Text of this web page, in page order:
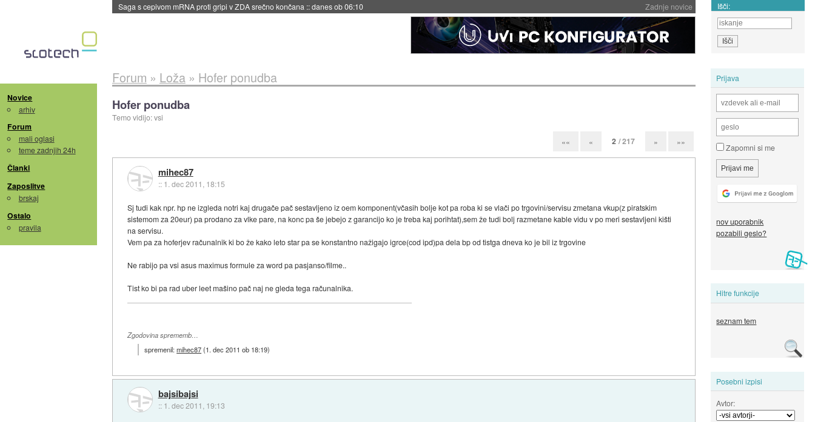
Zadnje novice
BMW v vozilih začel predvajati reklame::danes ob 06:09 Išči:
Novice
arhiv
Forum
mali oglasi
teme zadnjih 24h
Članki
Zaposlitve
brskaj
Ostalo
pravila
Prijava
Zapomni si me
nov uporabnik
pozabili geslo?
Hitre funkcije
seznam tem
Posebni izpisi
Avtor:
Forum » Loža» Hofer ponudba
Hofer ponudba
Temo vidijo: vsi
«« « 2 / 217 » »»
mihec87
:: 1. dec 2011, 18:15
Sj tudi kak npr. hp ne izgleda notri kaj drugače pač sestavljeno iz oem komponent(včasih bolje kot pa roba ki se vlači po trgovini/servisu zmetana vkup(z piratskim
sistemom za 20eur) pa prodano za vlke pare, na konc pa še jebejo z garancijo ko je treba kaj porihtat),sem že tudi bolj razmetane kable vidu v po meri sestavljeni kišti
na servisu.
Vem pa za hoferjev računalnik ki bo že kako leto star pa se konstantno nažigajo igrce(cod ipd)pa dela bp od tistga dneva ko je bil iz trgovine
Ne rabijo pa vsi asus maximus formule za word pa pasjanso/filme..
Tist ko bi pa rad uber leet mašino pač naj ne gleda tega računalnika.
Zgodovina sprememb…
spremenil:mihec87(1. dec 2011 ob 18:19)
bajsibajsi
:: 1. dec 2011, 19:13